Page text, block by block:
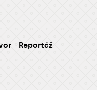
Reportáž